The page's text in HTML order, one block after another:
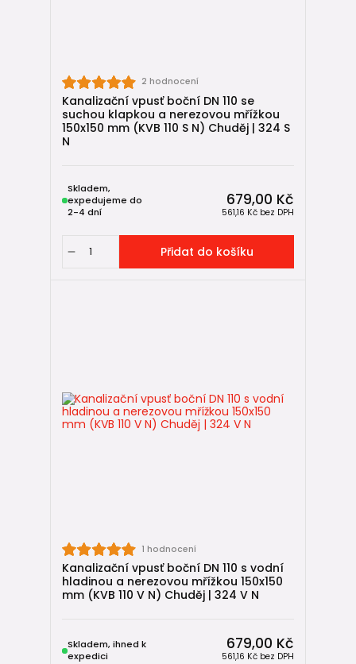
2 hodnocení
Kanalizační vpusť boční DN 110 se
suchou klapkou a nerezovou mřížkou
150x150 mm (KVB 110 S N) Chuděj | 324 S
N
679,00 Kč
561,16 Kč bez DPH
Skladem,
expedujeme do
2-4 dní
Přidat do košíku
1 hodnocení
Kanalizační vpusť boční DN 110 s vodní
hladinou a nerezovou mřížkou 150x150
mm (KVB 110 V N) Chuděj | 324 V N
679,00 Kč
561,16 Kč bez DPH
Skladem, ihned k
expedici